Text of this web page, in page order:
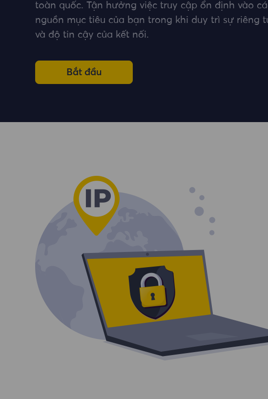
toàn quốc. Tận hưởng việc truy cập ổn định vào
nguồn mục tiêu của bạn trong khi duy trì sự riêng
và độ tin cậy của kết nối.
Bắt đầu